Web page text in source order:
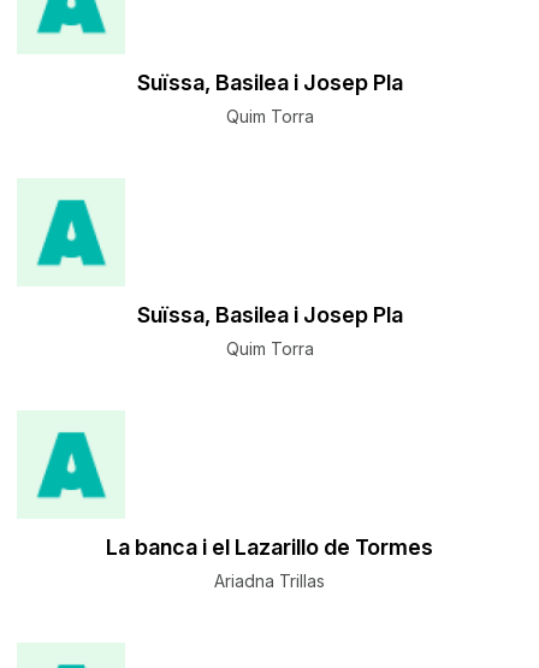
Suïssa, Basilea i Josep Pla
Quim Torra
Suïssa, Basilea i Josep Pla
Quim Torra
La banca i el Lazarillo de Tormes
Ariadna Trillas